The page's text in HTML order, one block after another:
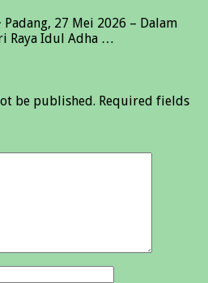
27 Mei 2026 – Dalam
Raya Idul Adha …
be published. Required fields